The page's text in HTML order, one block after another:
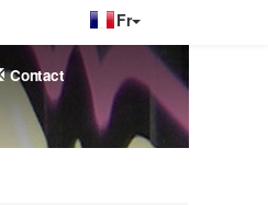
Contact